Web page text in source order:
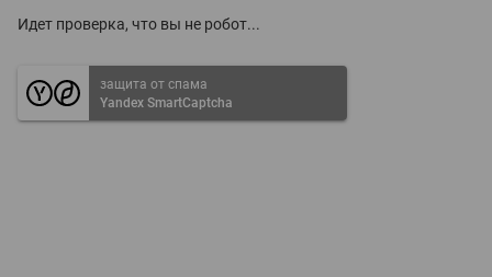
Идет проверка, что вы не робот...
защита от спама
Yandex SmartCaptcha